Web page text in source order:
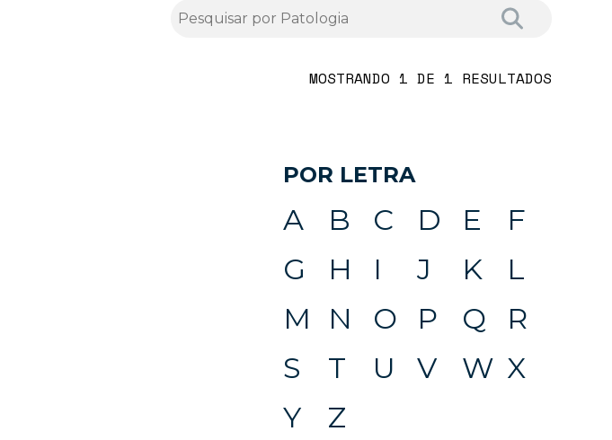
MOSTRANDO 1 DE 1 RESULTADOS
POR LETRA
A B C D E
F
G
H I J K
L
M
N O P Q
R
S
T U V W X
Y
Z